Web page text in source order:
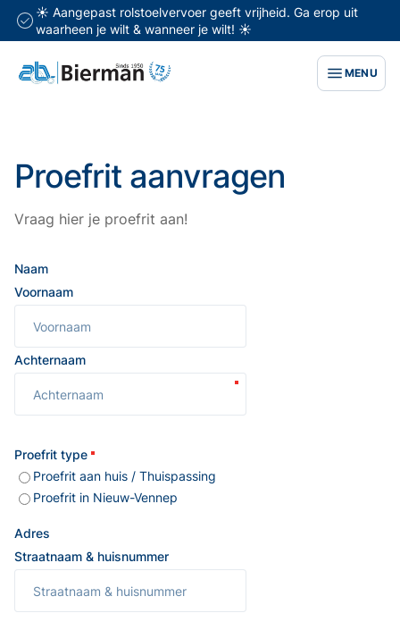
☀️ Aangepast rolstoelvervoer geeft vrijheid. Ga erop uit
waarheen je wilt & wanneer je wilt! ☀️
MENU
Proefrit aanvragen
Vraag hier je proefrit aan!
Naam
Voornaam
Achternaam
Proefrit type
Proefrit aan huis / Thuispassing
Proefrit in Nieuw-Vennep
Adres
Straatnaam & huisnummer